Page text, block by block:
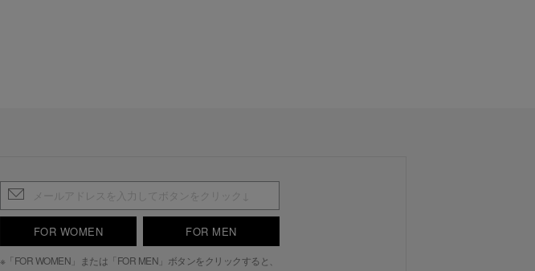
FOR WOMEN FOR MEN
※「FOR WOMEN」または「FOR MEN」ボタンをクリックすると、